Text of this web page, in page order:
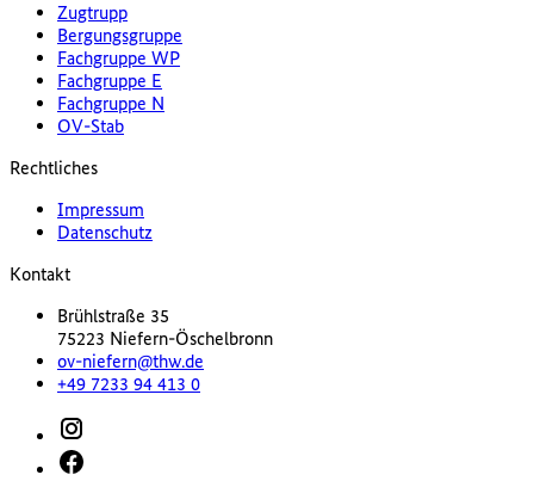
Zugtrupp
Bergungsgruppe
Fachgruppe WP
Fachgruppe E
Fachgruppe N
OV-Stab
Rechtliches
Impressum
Datenschutz
Kontakt
Brühlstraße 35
75223 Niefern-Öschelbronn
ov-niefern@thw.de
+49 7233 94 413 0